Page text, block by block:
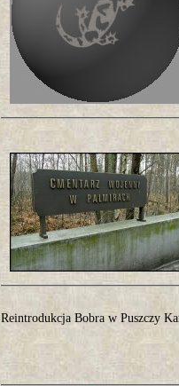
Reintrodukcja Bobra w Puszczy